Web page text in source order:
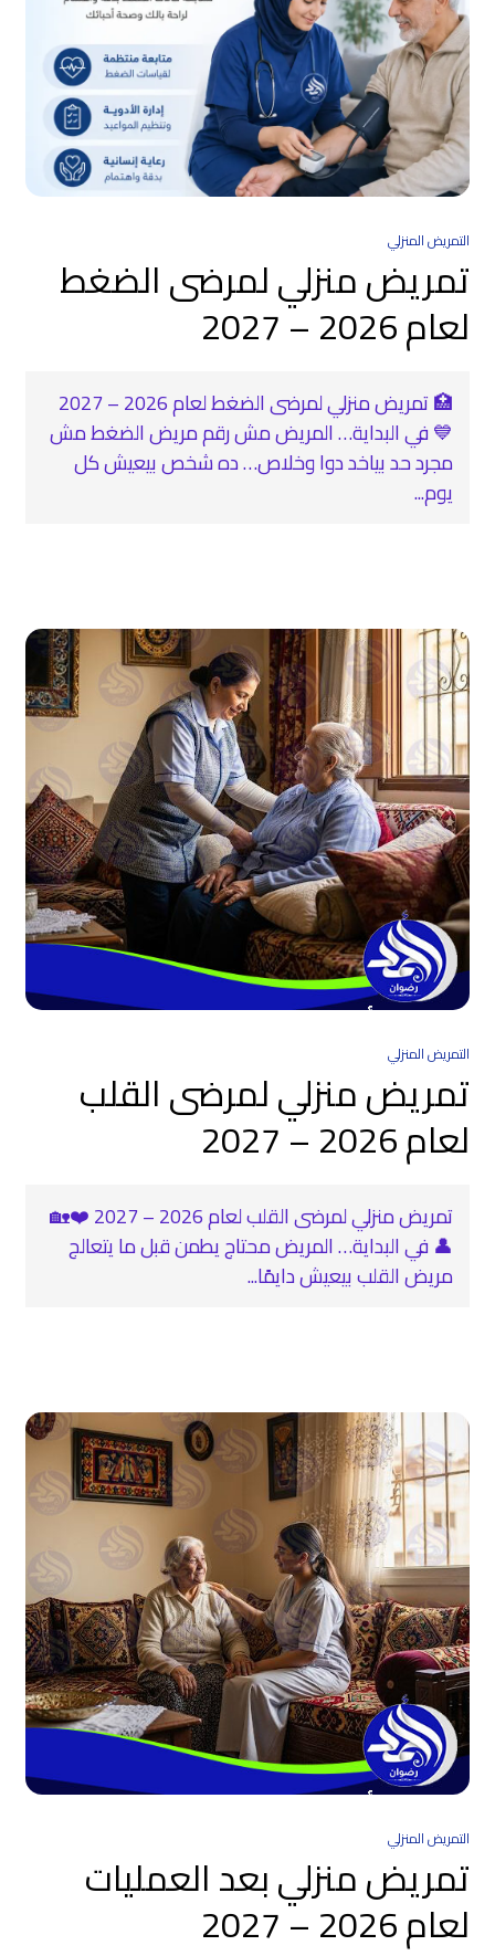
التمريض المنزلي
تمريض منزلي لمرضى الضغط
لعام 2026 – 2027
🏥 تمريض منزلي لمرضى الضغط لعام 2026 – 2027
💙 في البداية… المريض مش رقم مريض الضغط مش
مجرد حد بياخد دوا وخلاص… ده شخص بيعيش كل
يوم...
التمريض المنزلي
تمريض منزلي لمرضى القلب
لعام 2026 – 2027
تمريض منزلي لمرضى القلب لعام 2026 – 2027 ❤️🏡
👤 في البداية… المريض محتاج يطمن قبل ما يتعالج
مريض القلب بيعيش دايمًا...
التمريض المنزلي
تمريض منزلي بعد العمليات
لعام 2026 – 2027